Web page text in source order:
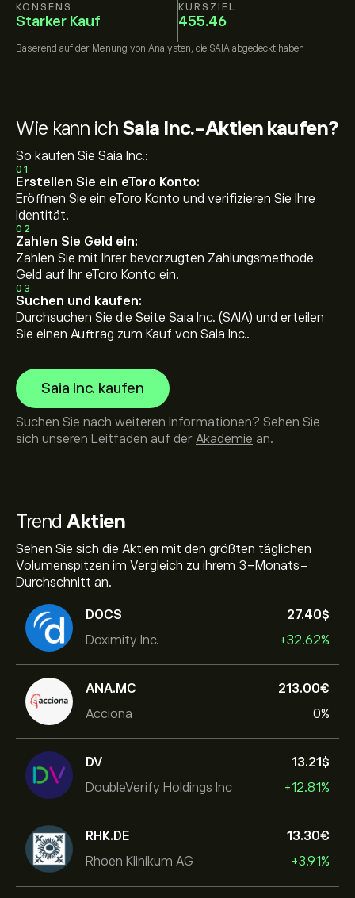
KONSENS
Starker Kauf
KURSZIEL
455.46
Basierend auf der Meinung von Analysten, die SAIA abgedeckt haben
Trend Aktien
Sehen Sie sich die Aktien mit den größten täglichen
Volumenspitzen im Vergleich zu ihrem 3-Monats-
Durchschnitt an.
DOCS
Doximity Inc.
27.40‎$‎
+32.62%
ANA.MC
Acciona
213.00‎€‎
0%
DV
DoubleVerify Holdings Inc
13.21‎$‎
+12.81%
RHK.DE
Rhoen Klinikum AG
13.30‎€‎
+3.91%
Wie kann ich Saia Inc.-Aktien kaufen?
So kaufen Sie Saia Inc.:
01
Erstellen Sie ein eToro Konto:
Eröffnen Sie ein eToro Konto und verifizieren Sie Ihre
Identität.
02
Zahlen Sie Geld ein:
Zahlen Sie mit Ihrer bevorzugten Zahlungsmethode
Geld auf Ihr eToro Konto ein.
03
Suchen und kaufen:
Durchsuchen Sie die Seite Saia Inc. (SAIA) und erteilen
Sie einen Auftrag zum Kauf von Saia Inc..
Saia Inc. kaufen
Suchen Sie nach weiteren Informationen? Sehen Sie
sich unseren Leitfaden auf der Akademie an.